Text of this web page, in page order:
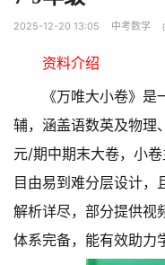
2025-12-20 13:05 中考数学
资料介绍
《万唯大小卷》
辅，涵盖语数英及物理
元/期中期末大卷，小
目由易到难分层设计，
解析详尽，部分提供视
体系完备，能有效助力